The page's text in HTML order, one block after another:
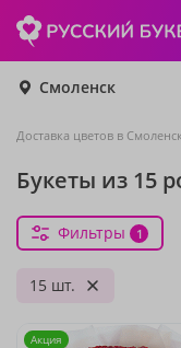
Смоленск
Доставка цветов в
Букеты из 15
Фильтры 1
15 шт.
Акция